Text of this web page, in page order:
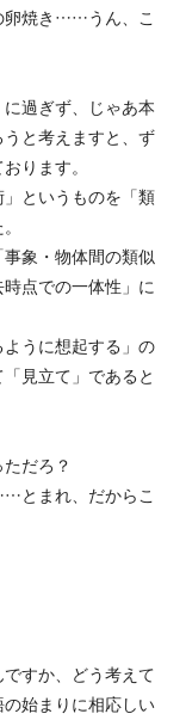
卵焼き……うん、こ
過ぎず、じゃあ本
と考えますと、ず
ります。
というものを「類
象・物体間の類似
点での一体性」に
ように想起する」の
見立て」であると
だろ？
とまれ、だからこ
すか、どう考えて
始まりに相応しい